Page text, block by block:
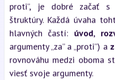
proti”, je dobré začať s
štruktúry. Každá úvaha
hlavných častí: úvod,
argumenty „za” a „proti”) a
rovnováhu medzi oboma
viesť svoje argumenty.